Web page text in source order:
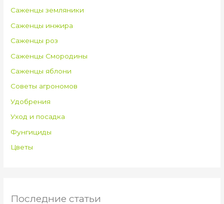
Саженцы земляники
Саженцы инжира
Саженцы роз
Саженцы Смородины
Саженцы яблони
Советы агрономов
Удобрения
Уход и посадка
Фунгициды
Цветы
Последние статьи